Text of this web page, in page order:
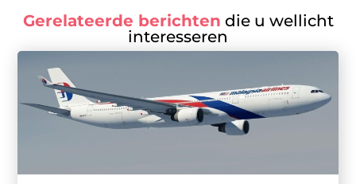
Gerelateerde berichten die u wellicht
interesseren